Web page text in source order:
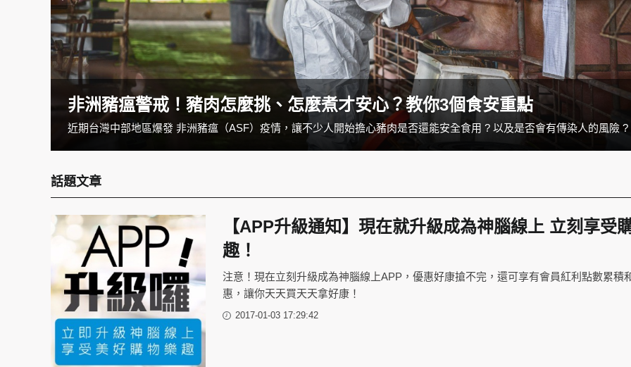
非洲豬瘟警戒！豬肉怎麼挑、怎麼煮才安心？教你3個食安重點
近期台灣中部地區爆發 非洲豬瘟（ASF）疫情，讓不少人開始擔心豬肉是否還能安全食用 ? 以及是否會有傳染人的風險 ?
話題文章
【APP升級通知】現在就升級成為神腦線上 立刻享受
趣！
注意！現在立刻升級成為神腦線上APP，優惠好康搶不完，還可享有會員紅利點數累積
惠，讓你天天買天天拿好康！
2017-01-03 17:29:42